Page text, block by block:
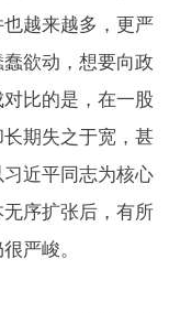
越来越多，更严
欲动，想要向政
比的是，在一股
期失之于宽，甚
近平同志为核心
序扩张后，有所
严峻。